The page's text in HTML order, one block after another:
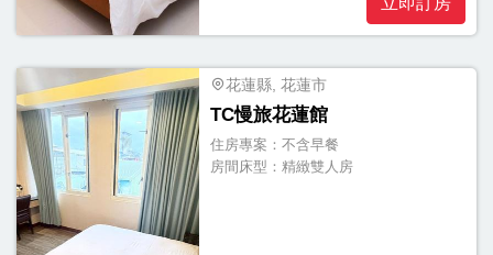
花蓮縣, 花蓮市
TC慢旅花蓮館
住房專案： 不含早餐
房間床型： 精緻雙人房